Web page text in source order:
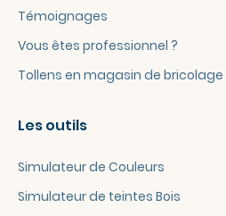
25
Témoignages
Vous êtes professionnel ?
Tollens en magasin de bricolage
Les outils
Simulateur de Couleurs
Simulateur de teintes Bois